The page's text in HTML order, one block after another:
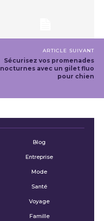
ARTICLE SUIVANT
Sécurisez vos promenades
nocturnes avec un gilet fluo
pour chien
Blog
Entreprise
Mode
Santé
Voyage
Famille